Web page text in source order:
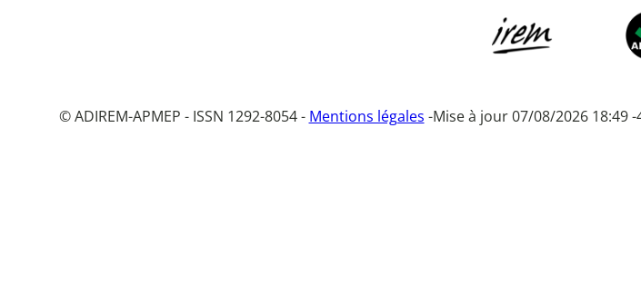
© ADIREM-APMEP - ISSN 1292-8054 - Mentions légales -Mise à jour 07/08/2026 18:49 -